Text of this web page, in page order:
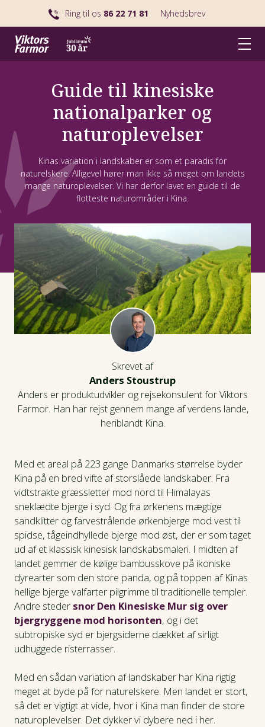
Ring til os 86 22 71 81 Nyhedsbrev
Guide til kinesiske
nationalparker og
naturoplevelser
Kinas variation i landskaber er som et paradis for
naturelskere. Alligevel hører man ikke så meget om landets
mange naturoplevelser. Vi har derfor lavet en guide til de
flotteste naturområder i Kina.
Skrevet af
Anders Stoustrup
Anders er produktudvikler og rejsekonsulent for Viktors
Farmor. Han har rejst gennem mange af verdens lande,
heriblandt Kina.
Med et areal på 223 gange Danmarks størrelse byder
Kina på en bred vifte af storslåede landskaber. Fra
vidtstrakte græssletter mod nord til Himalayas
sneklædte bjerge i syd. Og fra ørkenens mægtige
sandklitter og farvestrålende ørkenbjerge mod vest til
spidse, tågeindhyllede bjerge mod øst, der er som taget
ud af et klassisk kinesisk landskabsmaleri. I midten af
landet gemmer de kølige bambusskove på ikoniske
dyrearter som den store panda, og på toppen af Kinas
hellige bjerge valfarter pilgrimme til traditionelle templer.
Andre steder snor Den Kinesiske Mur sig over
bjergryggene mod horisonten, og i det
subtropiske syd er bjergsiderne dækket af sirligt
udhuggede risterrasser.
Med en sådan variation af landskaber har Kina rigtig
meget at byde på for naturelskere. Men landet er stort,
så det er vigtigt at vide, hvor i Kina man finder de store
naturoplevelser. Det dykker vi dybere ned i her.